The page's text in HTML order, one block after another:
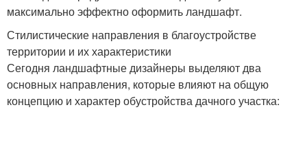
максимально эффектно оформить ландшафт.
Стилистические направления в благоустройстве
территории и их характеристики
Сегодня ландшафтные дизайнеры выделяют два
основных направления, которые влияют на общую
концепцию и характер обустройства дачного участка: